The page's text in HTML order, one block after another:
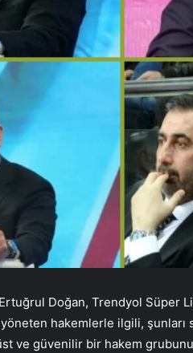
Doğan, Trendyol Süper
yöneten hakemlerle ilgili, şunları
ve güvenilir bir hakem